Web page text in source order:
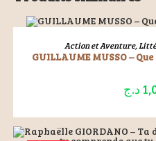
LIRE
Action et Aventure,
GUILLAUME MUSSO –
د.ج